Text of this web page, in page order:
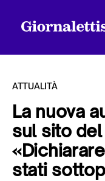
Tutti gli articoli
ATTUALITÀ
La nuova
sul sito del
stati